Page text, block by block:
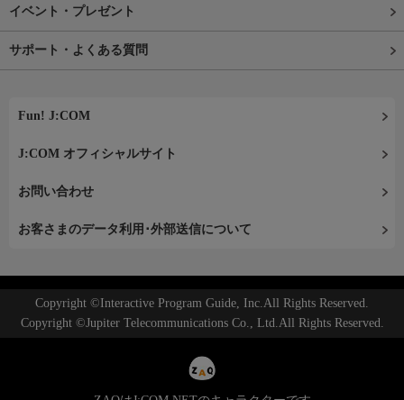
イベント・プレゼント
サポート・よくある質問
Fun! J:COM
J:COM オフィシャルサイト
お問い合わせ
お客さまのデータ利用･外部送信について
Copyright ©Interactive Program Guide, Inc.All Rights Reserved.
Copyright ©Jupiter Telecommunications Co., Ltd.All Rights Reserved.